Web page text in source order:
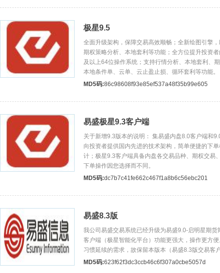
极星9.5
全面升级架构，保障交易高效顺畅；全新绘图引擎
期权策略分析、本地套利等功能；全方位提升投资
及以上64位操作系统；支持行情分析、本地套利、
本地条件单、云单、云止盈止损、循环套利等功能。
MD5码:86c98608f93e85ef537a48f35b99e605
易盛极星9.3客户端
关于新增9.3版本的说明： 集易盛内盘8.0客户端和
向投资者提供国内先进的技术架构，简单便捷的下
计；极星9.3客户端具备内盘各交易品种、期权交易
下单操作因您选择而不同。
MD5码:dc7b7c41fe662c467f1a8b6c56ebc201
易盛8.3版
我公司易盛交易系统已经升级为易盛9.0-启明星期货
客户端（极星智能化平台）功能更强大，操作更方
习惯延续的需求，故保留本版本（易盛8.3版交易客
MD5码:623f62f3dc3ccb46c6f307a0cbe5057d